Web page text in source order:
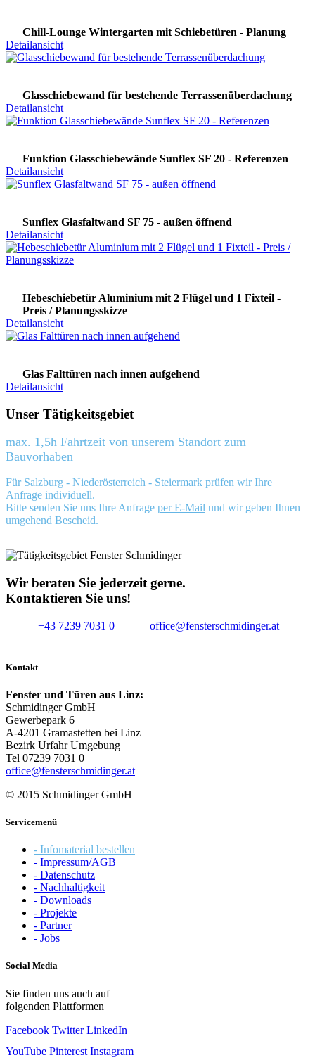
Chill-Lounge Wintergarten mit Schiebetüren - Planung
Detailansicht
Glasschiebewand für bestehende Terrassenüberdachung
Detailansicht
Funktion Glasschiebewände Sunflex SF 20 - Referenzen
Detailansicht
Sunflex Glasfaltwand SF 75 - außen öffnend
Detailansicht
Hebeschiebetür Aluminium mit 2 Flügel und 1 Fixteil -
Preis / Planungsskizze
Detailansicht
Glas Falttüren nach innen aufgehend
Detailansicht
Unser Tätigkeitsgebiet
max. 1,5h Fahrtzeit von unserem Standort zum
Bauvorhaben
Für Salzburg - Niederösterreich - Steiermark prüfen wir Ihre
Anfrage individuell.
Bitte senden Sie uns Ihre Anfrage per E-Mail und wir geben Ihnen
umgehend Bescheid.
Wir beraten Sie jederzeit gerne.
Kontaktieren Sie uns!
+43 7239 7031 0 office@fensterschmidinger.at
Kontakt
Fenster und Türen aus Linz:
Schmidinger GmbH
Gewerbepark 6
A-4201 Gramastetten bei Linz
Bezirk Urfahr Umgebung
Tel 07239 7031 0
office@fensterschmidinger.at
© 2015 Schmidinger GmbH
Servicemenü
- Infomaterial bestellen
- Impressum/AGB
- Datenschutz
- Nachhaltigkeit
- Downloads
- Projekte
- Partner
- Jobs
Social Media
Sie finden uns auch auf
folgenden Plattformen
Facebook Twitter LinkedIn
YouTube Pinterest Instagram